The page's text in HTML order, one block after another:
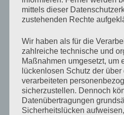
Beitrag
StreitClub #12 – Freiheit
AKTUELLES VIDEO
mittels dieser
zustehenden Rechte
Wir haben als für die
zahlreiche technische und
Maßnahmen umgesetzt, um
lückenlosen Schutz der
verarbeiteten
sicherzustellen. Dennoch
Datenübertragungen
Sicherheitslücken